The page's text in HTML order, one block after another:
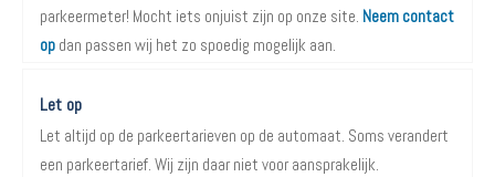
parkeermeter! Mocht iets onjuist zijn op onze site. Neem contact
op dan passen wij het zo spoedig mogelijk aan.
Let op
Let altijd op de parkeertarieven op de automaat. Soms verandert
een parkeertarief. Wij zijn daar niet voor aansprakelijk.